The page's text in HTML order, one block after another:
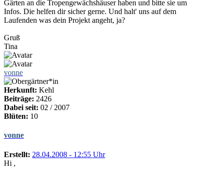
Gärten an die Tropengewächshäuser haben und bitte sie um
Infos. Die helfen dir sicher gerne. Und halt' uns auf dem
Laufenden was dein Projekt angeht, ja?
Gruß
Tina
vonne
Herkunft: Kehl
Beiträge: 2426
Dabei seit: 02 / 2007
Blüten: 10
vonne
Erstellt: 28.04.2008 - 12:55 Uhr
Hi ,